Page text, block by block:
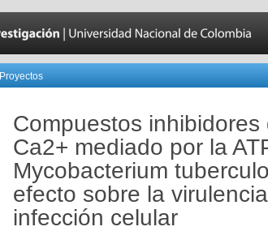
Proyectos
Compuestos
Ca2+ mediado por la
Mycobacterium
efecto sobre la
infección celular